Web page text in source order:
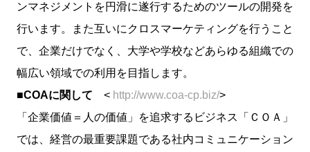
ンマネジメントを円滑に遂行するためのツールの開発を
行います。また互いにクロスマーケティングを行うこと
で、企業だけでなく、大学や学校などあらゆる組織での
幅広い領域での利用を目指します。
■COAに関して < http://www.coa-cp.biz/>
「企業価値＝人の価値」を追求するビジネス「ＣＯＡ」
では、経営の最重要課題である社内コミュニケーション